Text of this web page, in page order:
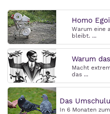
Homo
Warum eine
bleibt. ...
Warum
Macht
das ...
Das
In 6 Monaten